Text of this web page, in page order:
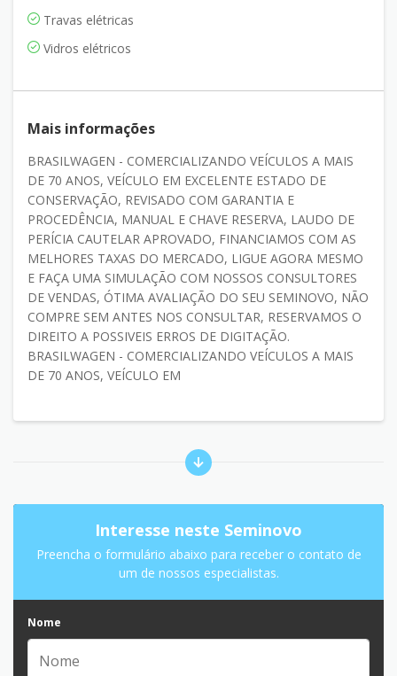
Travas elétricas
Vidros elétricos
Mais informações
BRASILWAGEN - COMERCIALIZANDO VEÍCULOS A MAIS
DE 70 ANOS, VEÍCULO EM EXCELENTE ESTADO DE
CONSERVAÇÃO, REVISADO COM GARANTIA E
PROCEDÊNCIA, MANUAL E CHAVE RESERVA, LAUDO DE
PERÍCIA CAUTELAR APROVADO, FINANCIAMOS COM AS
MELHORES TAXAS DO MERCADO, LIGUE AGORA MESMO
E FAÇA UMA SIMULAÇÃO COM NOSSOS CONSULTORES
DE VENDAS, ÓTIMA AVALIAÇÃO DO SEU SEMINOVO, NÃO
COMPRE SEM ANTES NOS CONSULTAR, RESERVAMOS O
DIREITO A POSSIVEIS ERROS DE DIGITAÇÃO.
BRASILWAGEN - COMERCIALIZANDO VEÍCULOS A MAIS
DE 70 ANOS, VEÍCULO EM
Interesse neste Seminovo
Preencha o formulário abaixo para receber o contato de
um de nossos especialistas.
Nome